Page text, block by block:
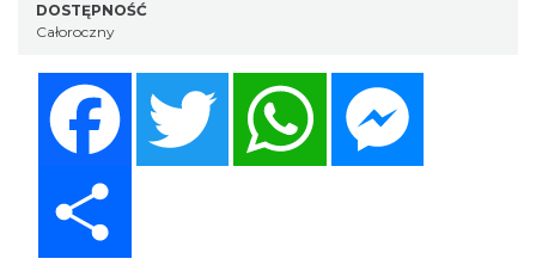
DOSTĘPNOŚĆ
Całoroczny
Twitter WhatsApp